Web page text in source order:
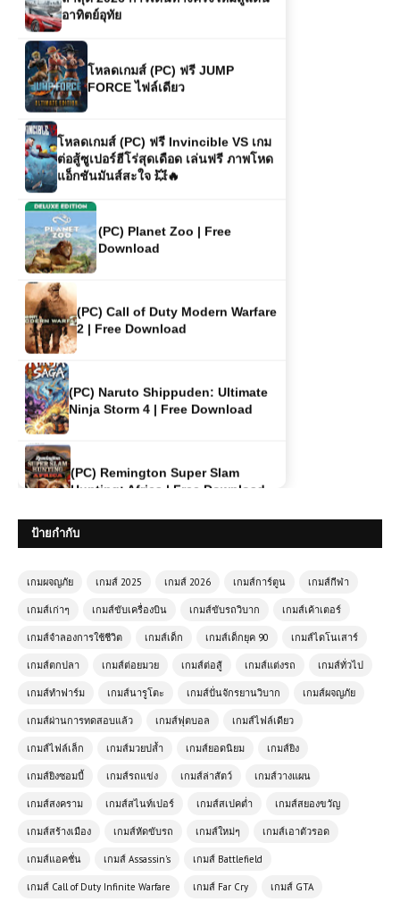
อาทิตย์อุทัย
โหลดเกมส์ (PC) ฟรี JUMP
FORCE ไฟล์เดียว
โหลดเกมส์ (PC) ฟรี Invincible VS เกม
ต่อสู้ซูเปอร์ฮีโร่สุดเดือด เล่นฟรี ภาพโหด
แอ็กชันมันส์สะใจ 💥🔥
(PC) Planet Zoo | Free
Download
(PC) Call of Duty Modern Warfare
2 | Free Download
(PC) Naruto Shippuden: Ultimate
Ninja Storm 4 | Free Download
(PC) Remington Super Slam
Hunting: Africa | Free Download
(PC) Yakuza 4 Remastered |
Download
Wildlands Free Download
Download
โหลดเกมส์ (PC) ฟรี MEDAL OF
ทหาร | Free Download
ป้ายกำกับ
เกมผจญภัย เกมส์ 2025 เกมส์ 2026 เกมส์การ์ตูน เกมส์กีฬา
เกมส์เก่าๆ เกมส์ขับเครื่องบิน เกมส์ขับรถวิบาก เกมส์เค้าเตอร์
เกมส์จำลองการใช้ชีวิต เกมส์เด็ก เกมส์เด็กยุค 90 เกมส์ไดโนเสาร์
เกมส์ตกปลา เกมส์ต่อยมวย เกมส์ต่อสู้ เกมส์แต่งรถ เกมส์ทั่วไป
เกมส์ทำฟาร์ม เกมส์นารูโตะ เกมส์ปั่นจักรยานวิบาก เกมส์ผจญภัย
เกมส์ผ่านการทดสอบแล้ว เกมส์ฟุตบอล เกมส์ไฟล์เดียว
เกมส์ไฟล์เล็ก เกมส์มวยปล้ำ เกมส์ยอดนิยม เกมส์ยิง
เกมส์ยิงซอมบี้ เกมส์รถแข่ง เกมส์ล่าสัตว์ เกมส์วางแผน
เกมส์สงคราม เกมส์สไนท์เปอร์ เกมส์สเปคต่ำ เกมส์สยองขวัญ
เกมส์สร้างเมือง เกมส์หัดขับรถ เกมส์ใหม่ๆ เกมส์เอาตัวรอด
เกมส์แอคชั่น เกมส์ Assassin's เกมส์ Battlefield
เกมส์ Call of Duty Infinite Warfare เกมส์ Far Cry เกมส์ GTA